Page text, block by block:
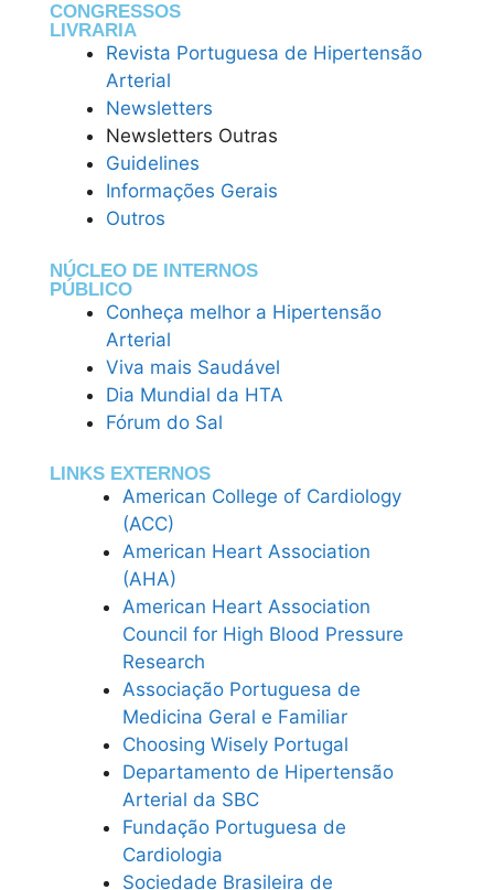
CONGRESSOS
LIVRARIA
Revista Portuguesa de Hipertensão
Arterial
Newsletters
Newsletters Outras
Guidelines
Informações Gerais
Outros
NÚCLEO DE INTERNOS
PÚBLICO
Conheça melhor a Hipertensão
Arterial
Viva mais Saudável
Dia Mundial da HTA
Fórum do Sal
LINKS EXTERNOS
American College of Cardiology
(ACC)
American Heart Association
(AHA)
American Heart Association
Council for High Blood Pressure
Research
Associação Portuguesa de
Medicina Geral e Familiar
Choosing Wisely Portugal
Departamento de Hipertensão
Arterial da SBC
Fundação Portuguesa de
Cardiologia
Sociedade Brasileira de